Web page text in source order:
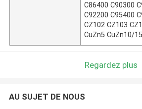
C86400 C90300
C92200 C95400
CZ102 CZ103
CuZn5 CuZn10/
Regardez plus
AU SUJET DE NOUS